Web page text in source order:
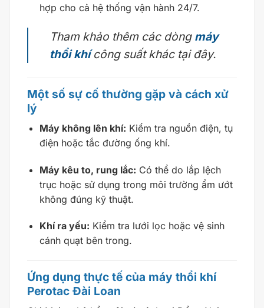
hợp cho cả hệ thống vận hành 24/7.
Tham khảo thêm các dòng máy
thổi khícông suất khác tại đây.
Một số sự cố thường gặp và cách xử
lý
Máy không lên khí: Kiểm tra nguồn điện, tụ
điện hoặc tắc đường ống khí.
Máy kêu to, rung lắc: Có thể do lắp lệch
trục hoặc sử dụng trong môi trường ẩm ướt
không đúng kỹ thuật.
Khí ra yếu: Kiểm tra lưới lọc hoặc vệ sinh
cánh quạt bên trong.
Ứng dụng thực tế của máy thổi khí
Perotac Đài Loan